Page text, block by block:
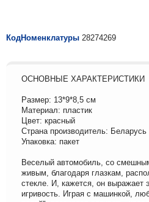
КодНоменклатуры 28274269
ОСНОВНЫЕ ХАРАКТЕРИСТИКИ
Размер: 13*9*8,5 см
Материал: пластик
Цвет: красный
Страна производитель: Беларусь
Упаковка: пакет
Веселый автомобиль, со
живым, благодаря глазкам,
стекле. И, кажется, он выражает
игривость. Играя с машинкой,